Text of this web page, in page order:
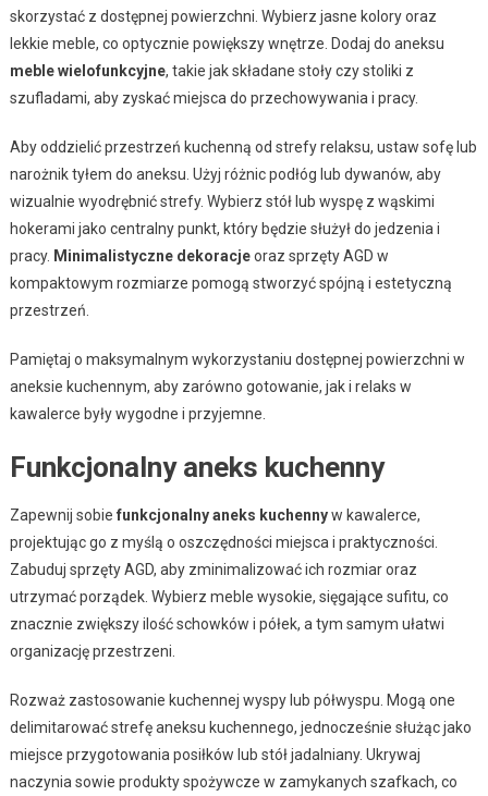
skorzystać z dostępnej powierzchni. Wybierz jasne kolory oraz
lekkie meble, co optycznie powiększy wnętrze. Dodaj do aneksu
meble wielofunkcyjne, takie jak składane stoły czy stoliki z
szufladami, aby zyskać miejsca do przechowywania i pracy.
Aby oddzielić przestrzeń kuchenną od strefy relaksu, ustaw sofę lub
narożnik tyłem do aneksu. Użyj różnic podłóg lub dywanów, aby
wizualnie wyodrębnić strefy. Wybierz stół lub wyspę z wąskimi
hokerami jako centralny punkt, który będzie służył do jedzenia i
pracy. Minimalistyczne dekoracjeoraz sprzęty AGD w
kompaktowym rozmiarze pomogą stworzyć spójną i estetyczną
przestrzeń.
Pamiętaj o maksymalnym wykorzystaniu dostępnej powierzchni w
aneksie kuchennym, aby zarówno gotowanie, jak i relaks w
kawalerce były wygodne i przyjemne.
Funkcjonalny aneks kuchenny
Zapewnij sobie funkcjonalny aneks kuchennyw kawalerce,
projektując go z myślą o oszczędności miejsca i praktyczności.
Zabuduj sprzęty AGD, aby zminimalizować ich rozmiar oraz
utrzymać porządek. Wybierz meble wysokie, sięgające sufitu, co
znacznie zwiększy ilość schowków i półek, a tym samym ułatwi
organizację przestrzeni.
Rozważ zastosowanie kuchennej wyspy lub półwyspu. Mogą one
delimitarować strefę aneksu kuchennego, jednocześnie służąc jako
miejsce przygotowania posiłków lub stół jadalniany. Ukrywaj
naczynia sowie produkty spożywcze w zamykanych szafkach, co